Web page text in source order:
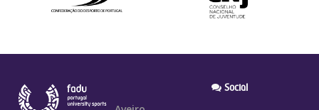
Social